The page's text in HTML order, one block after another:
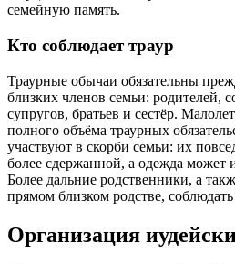
семейную память.
Кто соблюдает траур
Траурные обычаи обязательны
близких членов семьи: родителей,
супругов, братьев и сестёр.
полного объёма траурных
участвуют в скорби семьи: их
более сдержанной, а одежда может
Более дальние родственники, а
прямом близком родстве,
Организация